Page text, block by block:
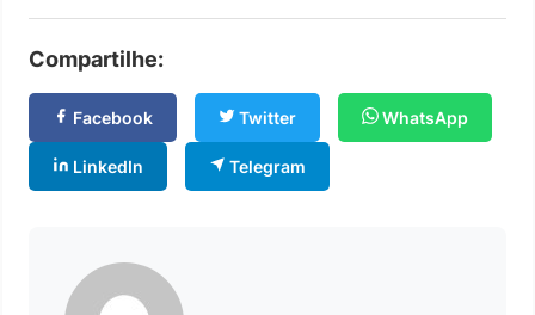
Compartilhe:
Facebook Twitter WhatsApp
LinkedIn Telegram